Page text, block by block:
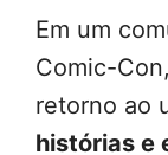
Em um
Comic-
retorno ao
histórias e